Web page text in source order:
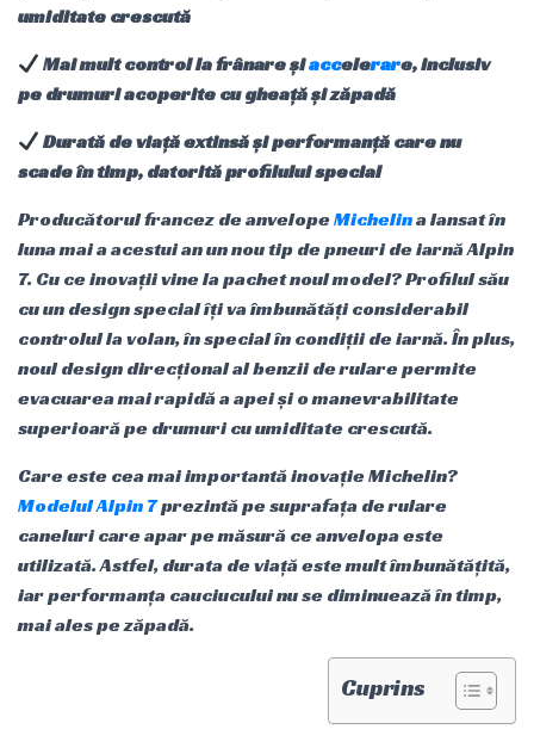
umiditate crescută
Mai mult control la frânare șiaccelerare, inclusiv
pe drumuri acoperite cu gheață și zăpadă
Durată de viață extinsă și performanță care nu
scade în timp, datorită profilului special
Producătorul francez de anvelopeMichelina lansat în
luna mai a acestui an un nou tip de pneuri de iarnă Alpin
7. Cu ce inovații vine la pachet noul model? Profilul său
cu un design special îți va îmbunătăți considerabil
controlul la volan, în special în condiții de iarnă. În plus,
noul design direcțional al benzii de rulare permite
evacuarea mai rapidă a apei și o manevrabilitate
superioară pe drumuri cu umiditate crescută.
Care este cea mai importantă inovație Michelin?
Modelul Alpin 7prezintă pe suprafața de rulare
caneluri care apar pe măsură ce anvelopa este
utilizată. Astfel, durata de viață este mult îmbunătățită,
iar performanța cauciucului nu se diminuează în timp,
mai ales pe zăpadă.
Cuprins